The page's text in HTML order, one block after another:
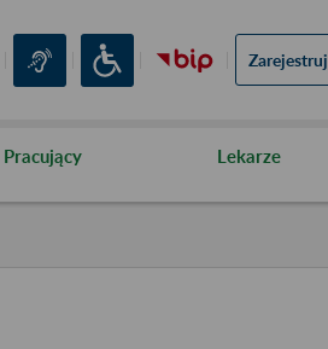
Pracujący Lekarze